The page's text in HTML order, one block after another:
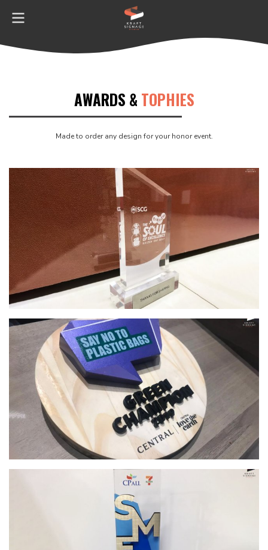
AWARDS & TOPHIES
Made to order any design for your honor event.